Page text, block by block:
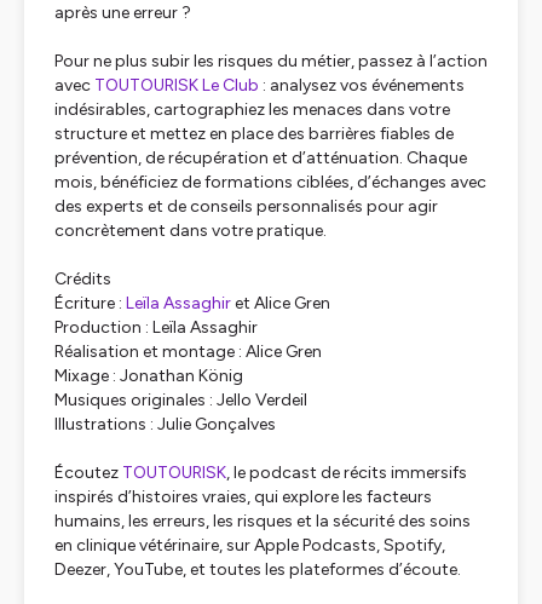
après une erreur ?
Pour ne plus subir les risques du métier, passez à l’action
avec TOUTOURISK Le Club : analysez vos événements
indésirables, cartographiez les menaces dans votre
structure et mettez en place des barrières fiables de
prévention, de récupération et d’atténuation. Chaque
mois, bénéficiez de formations ciblées, d’échanges avec
des experts et de conseils personnalisés pour agir
concrètement dans votre pratique.
Crédits
Écriture : Leïla Assaghiret Alice Gren
Production : Leïla Assaghir
Réalisation et montage : Alice Gren
Mixage : Jonathan König
Musiques originales : Jello Verdeil
Illustrations : Julie Gonçalves
Écoutez TOUTOURISK, le podcast de récits immersifs
inspirés d’histoires vraies, qui explore les facteurs
humains, les erreurs, les risques et la sécurité des soins
en clinique vétérinaire, sur Apple Podcasts, Spotify,
Deezer, YouTube, et toutes les plateformes d’écoute.